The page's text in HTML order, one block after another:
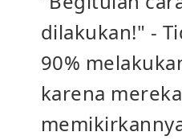
dilakukan!" -
90%
karena